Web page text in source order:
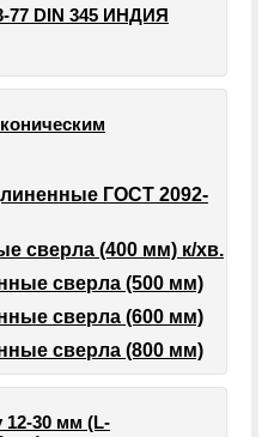
77 DIN 345 ИНДИЯ
ГОСТ 2092-
сверла (400 мм) к/хв.
сверла (500 мм)
сверла (600 мм)
сверла (800 мм)
12-30 мм (L-